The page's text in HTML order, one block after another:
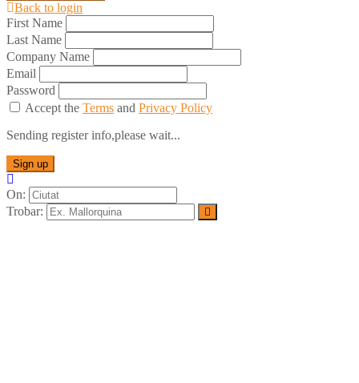
Back to login
First Name
Last Name
Company Name
Email
Password
Accept the Terms and Privacy Policy
Sending register info,please wait...
Sign up
On:
Trobar: